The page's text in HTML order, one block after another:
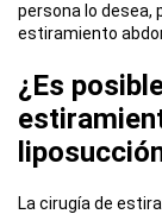
persona lo desea,
estiramiento
¿Es
La cirugía de